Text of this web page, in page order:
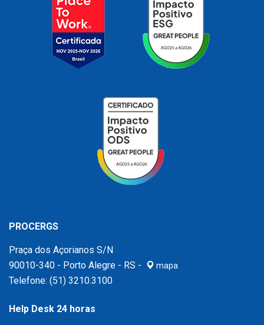
PROCERGS
Praça dos Açorianos S/N
90010-340 - Porto Alegre - RS -
mapa
Telefone: (51) 3210.3100
Help Desk 24 horas